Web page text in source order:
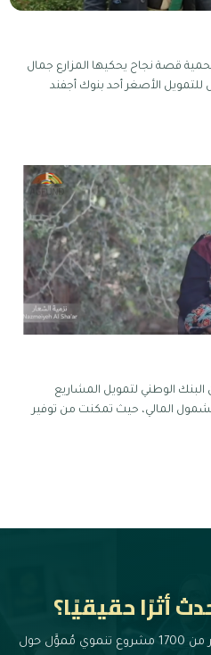
قصة نجاح يحكيها المزارع جمال
الأصغر أحد بنوك أجفند
الوطني لتمويل المشاريع
المالي، حيث تمكنت من توفير
أثرًا حقيقيًا؟
قدّم على منحة أجفند وانضمّ إلى أكثر من 1700 مشروع تنموي مُموَّل حول